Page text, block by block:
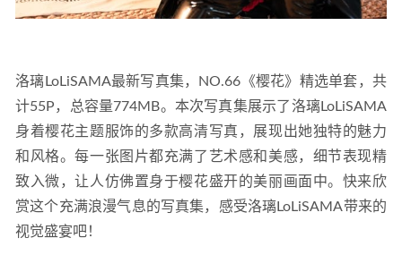
洛璃LoLiSAMA最新写真集，NO.66《樱花》精选单套，共
计55P，总容量774MB。本次写真集展示了洛璃LoLiSAMA
身着樱花主题服饰的多款高清写真，展现出她独特的魅力
和风格。每一张图片都充满了艺术感和美感，细节表现精
致入微，让人仿佛置身于樱花盛开的美丽画面中。快来欣
赏这个充满浪漫气息的写真集，感受洛璃LoLiSAMA带来的
视觉盛宴吧！